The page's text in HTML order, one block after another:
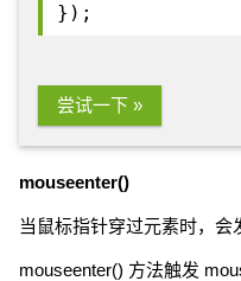
});
尝试一下 »
mouseenter()
当鼠标指针穿过元素时，会
mouseenter() 方法触发